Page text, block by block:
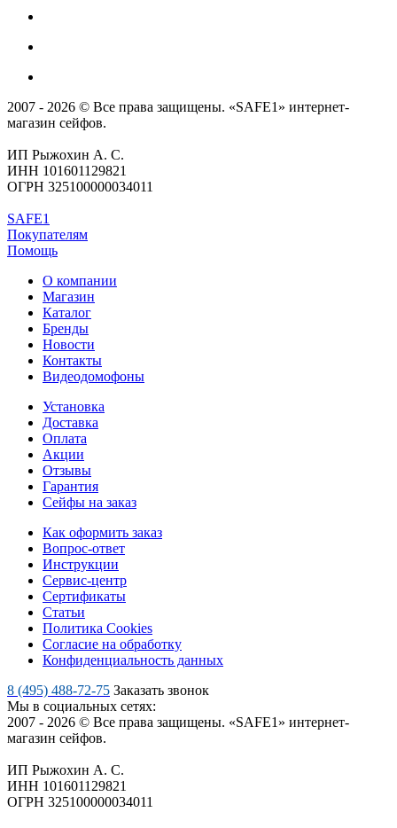
2007 - 2026 © Все права защищены. «SAFE1» интернет-
магазин сейфов.
ИП Рыжохин А. С.
ИНН 101601129821
ОГРН 325100000034011
SAFE1
Покупателям
Помощь
О компании
Магазин
Каталог
Бренды
Новости
Контакты
Видеодомофоны
Установка
Доставка
Оплата
Акции
Отзывы
Гарантия
Сейфы на заказ
Как оформить заказ
Вопрос-ответ
Инструкции
Сервис-центр
Сертификаты
Статьи
Политика Cookies
Согласие на обработку
Конфиденциальность данных
8 (495) 488-72-75 Заказать звонок
Мы в социальных сетях:
2007 - 2026 © Все права защищены. «SAFE1» интернет-
магазин сейфов.
ИП Рыжохин А. С.
ИНН 101601129821
ОГРН 325100000034011